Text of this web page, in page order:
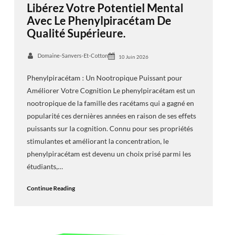
Libérez Votre Potentiel Mental
Avec Le Phenylpiracétam De
Qualité Supérieure.
Domaine-Sanvers-Et-Cotton 10 Juin 2026
Phenylpiracétam : Un Nootropique Puissant pour
Améliorer Votre Cognition Le phenylpiracétam est un
nootropique de la famille des racétams qui a gagné en
popularité ces dernières années en raison de ses effets
puissants sur la cognition. Connu pour ses propriétés
stimulantes et améliorant la concentration, le
phenylpiracétam est devenu un choix prisé parmi les
étudiants,…
Continue Reading